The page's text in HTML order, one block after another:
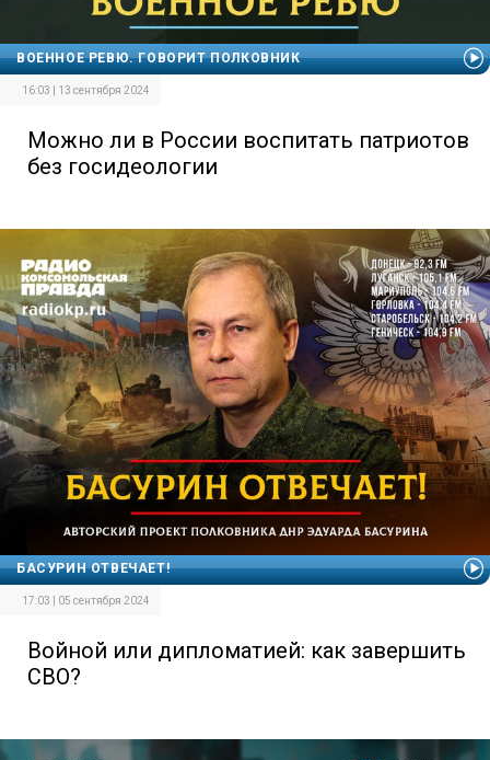
ВОЕННОЕ РЕВЮ. ГОВОРИТ ПОЛКОВНИК
16:03 | 13 сентября 2024
Можно ли в России воспитать патриотов
без госидеологии
БАСУРИН ОТВЕЧАЕТ!
17:03 | 05 сентября 2024
Войной или дипломатией: как завершить
СВО?